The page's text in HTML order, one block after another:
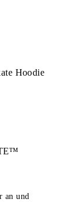
Hoodie
an und